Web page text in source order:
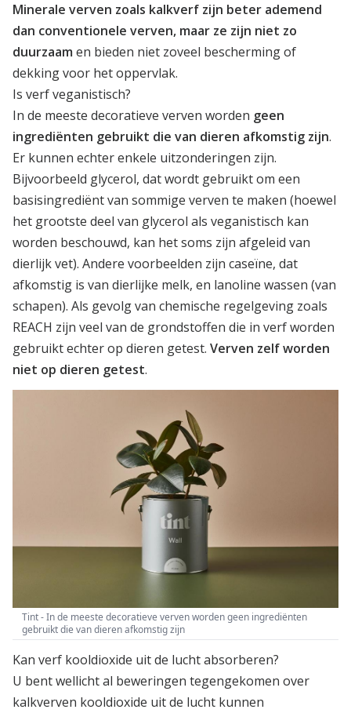
Minerale verven zoals kalkverf zijn beter ademend
dan conventionele verven, maar ze zijn niet zo
duurzaam en bieden niet zoveel bescherming of
dekking voor het oppervlak.
Is verf veganistisch?
In de meeste decoratieve verven worden geen
ingrediënten gebruikt die van dieren afkomstig zijn.
Er kunnen echter enkele uitzonderingen zijn.
Bijvoorbeeld glycerol, dat wordt gebruikt om een
basisingrediënt van sommige verven te maken (hoewel
het grootste deel van glycerol als veganistisch kan
worden beschouwd, kan het soms zijn afgeleid van
dierlijk vet). Andere voorbeelden zijn caseïne, dat
afkomstig is van dierlijke melk, en lanoline wassen (van
schapen). Als gevolg van chemische regelgeving zoals
REACH zijn veel van de grondstoffen die in verf worden
gebruikt echter op dieren getest. Verven zelf worden
niet op dieren getest.
Tint - In de meeste decoratieve verven worden geen ingrediënten
gebruikt die van dieren afkomstig zijn
Kan verf kooldioxide uit de lucht absorberen?
U bent wellicht al beweringen tegengekomen over
kalkverven kooldioxide uit de lucht kunnen